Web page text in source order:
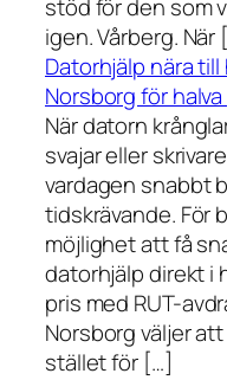
stöd för den som
igen. Vårberg. När
Datorhjälp nära
Norsborg för
När datorn
svajar eller
vardagen snabbt
tidskrävande. För
möjlighet att få
datorhjälp direkt i
pris med RUT-
Norsborg väljer
stället för […]